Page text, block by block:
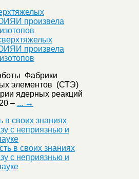
произвела
Фабрики
элементов (СТЭ)
ядерных реакций
– ... →
в своих знаниях
с неприязнью и